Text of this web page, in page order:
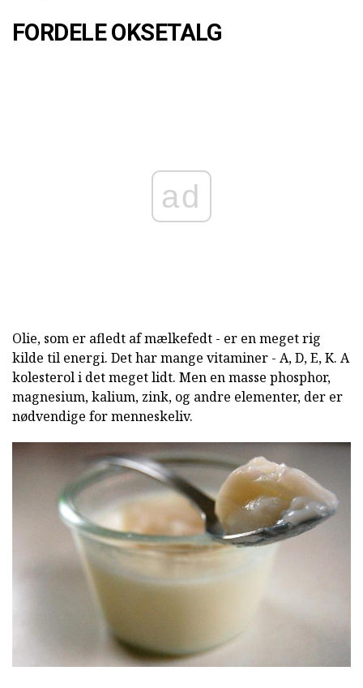
FORDELE OKSETALG
ad
Olie, som er afledt af mælkefedt - er en meget rig
kilde til energi. Det har mange vitaminer - A, D, E, K. A
kolesterol i det meget lidt. Men en masse phosphor,
magnesium, kalium, zink, og andre elementer, der er
nødvendige for menneskeliv.